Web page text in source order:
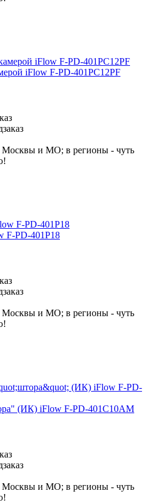
iFlow F-PD-401PC12PF
Москвы и МО; в регионы - чуть
F-PD-401P18
Москвы и МО; в регионы - чуть
(ИК) iFlow F-PD-401C10AM
Москвы и МО; в регионы - чуть